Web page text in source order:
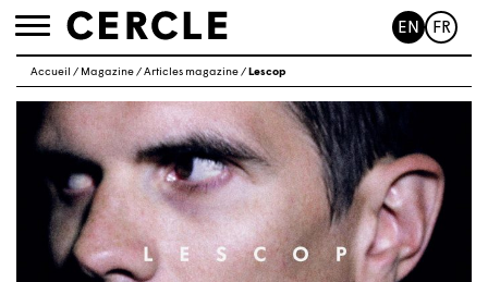
Toggle
EN FR
Accueil / Magazine/Articles magazine/ Lescop